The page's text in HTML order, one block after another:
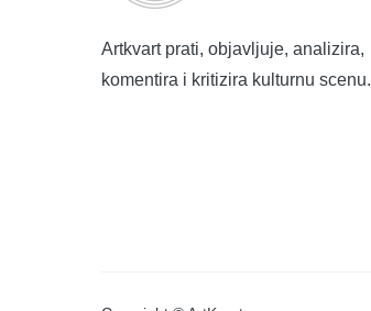
Artkvart prati, objavljuje, analizira,
komentira i kritizira kulturnu scenu.